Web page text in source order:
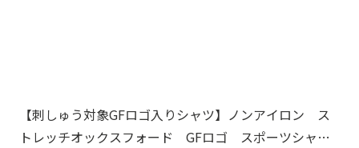
【刺しゅう対象GFロゴ入りシャツ】ノンアイロン ス
トレッチオックスフォード GFロゴ スポーツシャ